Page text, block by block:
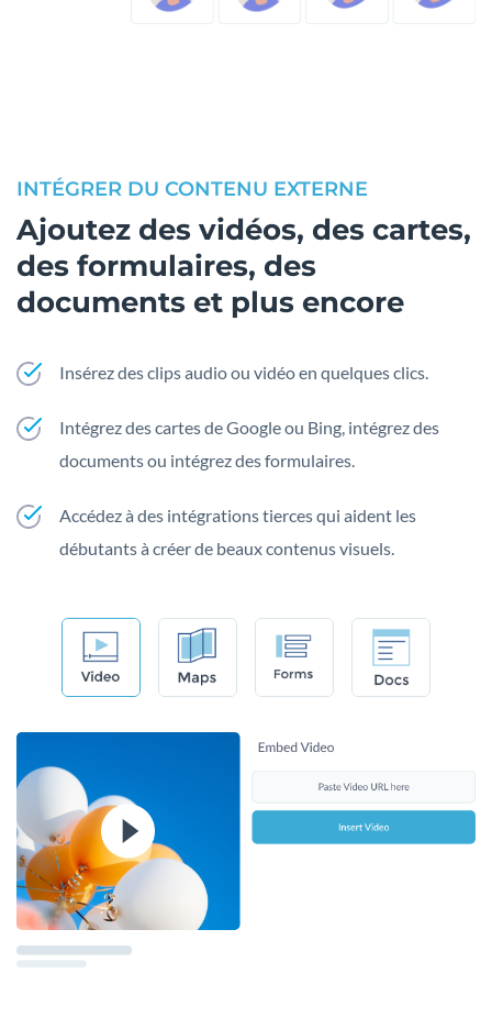
INTÉGRER DU CONTENU EXTERNE
Ajoutez des vidéos, des cartes,
des formulaires, des
documents et plus encore
Insérez des clips audio ou vidéo en quelques clics.
Intégrez des cartes de Google ou Bing, intégrez des
documents ou intégrez des formulaires.
Accédez à des intégrations tierces qui aident les
débutants à créer de beaux contenus visuels.